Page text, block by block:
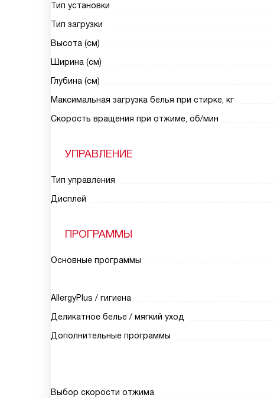
Тип установки
Тип загрузки
Высота (см)
Ширина (см)
Глубина (см)
Максимальная загрузка белья при стирке, кг
Скорость вращения при отжиме, об/мин
УПРАВЛЕНИЕ
Тип управления
Дисплей
ПРОГРАММЫ
Основные программы
AllergyPlus / гигиена
Деликатное белье / мягкий уход
Дополнительные программы
Выбор скорости отжима